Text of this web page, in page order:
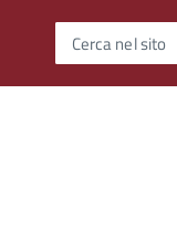
Cerca nel sito